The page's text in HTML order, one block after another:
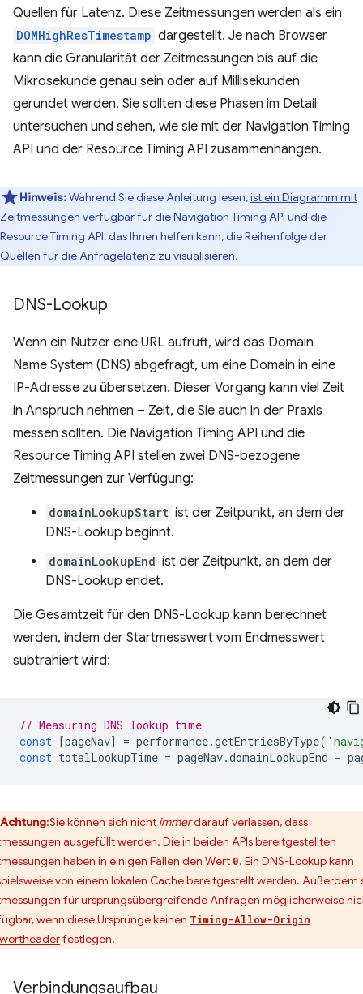
Quellen für Latenz. Diese Zeitmessungen werden als ein
DOMHighResTimestamp dargestellt. Je nach Browser
kann die Granularität der Zeitmessungen bis auf die
Mikrosekunde genau sein oder auf Millisekunden
gerundet werden. Sie sollten diese Phasen im Detail
untersuchen und sehen, wie sie mit der Navigation Timing
API und der Resource Timing API zusammenhängen.
Hinweis:Während Sie diese Anleitung lesen,ist ein Diagramm mit
Zeitmessungen verfügbarfür die Navigation Timing API und die
Resource Timing API, das Ihnen helfen kann, die Reihenfolge der
Quellen für die Anfragelatenz zu visualisieren.
DNS-Lookup
Wenn ein Nutzer eine URL aufruft, wird das Domain
Name System (DNS) abgefragt, um eine Domain in eine
IP-Adresse zu übersetzen. Dieser Vorgang kann viel Zeit
in Anspruch nehmen – Zeit, die Sie auch in der Praxis
messen sollten. Die Navigation Timing API und die
Resource Timing API stellen zwei DNS-bezogene
Zeitmessungen zur Verfügung:
domainLookupStart ist der Zeitpunkt, an dem der
DNS-Lookup beginnt.
domainLookupEnd ist der Zeitpunkt, an dem der
DNS-Lookup endet.
Die Gesamtzeit für den DNS-Lookup kann berechnet
werden, indem der Startmesswert vom Endmesswert
subtrahiert wird:
// Measuring DNS lookup time
const
[pageNav] = performance.getEntriesByType(
const totalLookupTime = pageNav.domainLookupEnd -
Achtung:Sie können sich nicht immerdarauf verlassen, dass
ausgefüllt werden. Die in beiden APIs bereitgestellten
haben in einigen Fällen den Wert 0. Ein DNS-Lookup kann
von einem lokalen Cache bereitgestellt werden. Außerdem
für ursprungsübergreifende Anfragen möglicherweise
wenn diese Ursprünge keinen Timing-Allow-Origin
festlegen.
Verbindungsaufbau